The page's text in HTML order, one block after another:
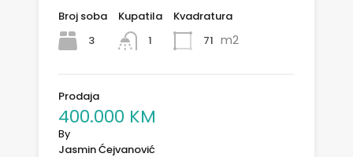
Broj soba
3
Kupatila
1
Kvadratura
71 m2
Prodaja
400.000 KM
By
Jasmin Ćejvanović